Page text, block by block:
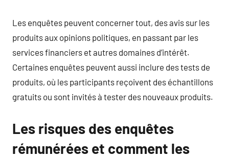
Les enquêtes peuvent concerner tout, des avis sur les
produits aux opinions politiques, en passant par les
services financiers et autres domaines d’intérêt.
Certaines enquêtes peuvent aussi inclure des tests de
produits, où les participants reçoivent des échantillons
gratuits ou sont invités à tester des nouveaux produits.
Les risques des enquêtes
rémunérées et comment les